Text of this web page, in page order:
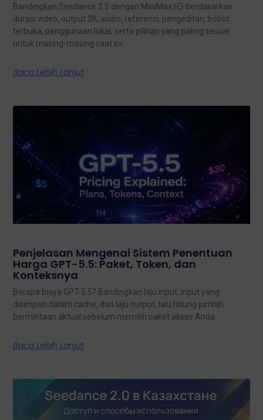
Bandingkan Seedance 2.5 dengan MiniMax H3 berdasarkan
durasi video, output 2K, audio, referensi, pengeditan, bobot
terbuka, penggunaan lokal, serta pilihan yang paling sesuai
untuk masing-masing saat ini.
Baca Lebih Lanjut
Penjelasan Mengenai Sistem Penentuan
Harga GPT-5.5: Paket, Token, dan
Konteksnya
Berapa biaya GPT-5.5? Bandingkan laju input, input yang
disimpan dalam cache, dan laju output, lalu hitung jumlah
permintaan aktual sebelum memilih paket akses Anda.
Baca Lebih Lanjut